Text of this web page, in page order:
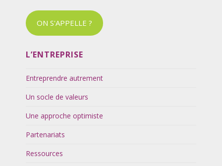
ON S'APPELLE ?
L’ENTREPRISE
Entreprendre autrement
Un socle de valeurs
Une approche optimiste
Partenariats
Ressources